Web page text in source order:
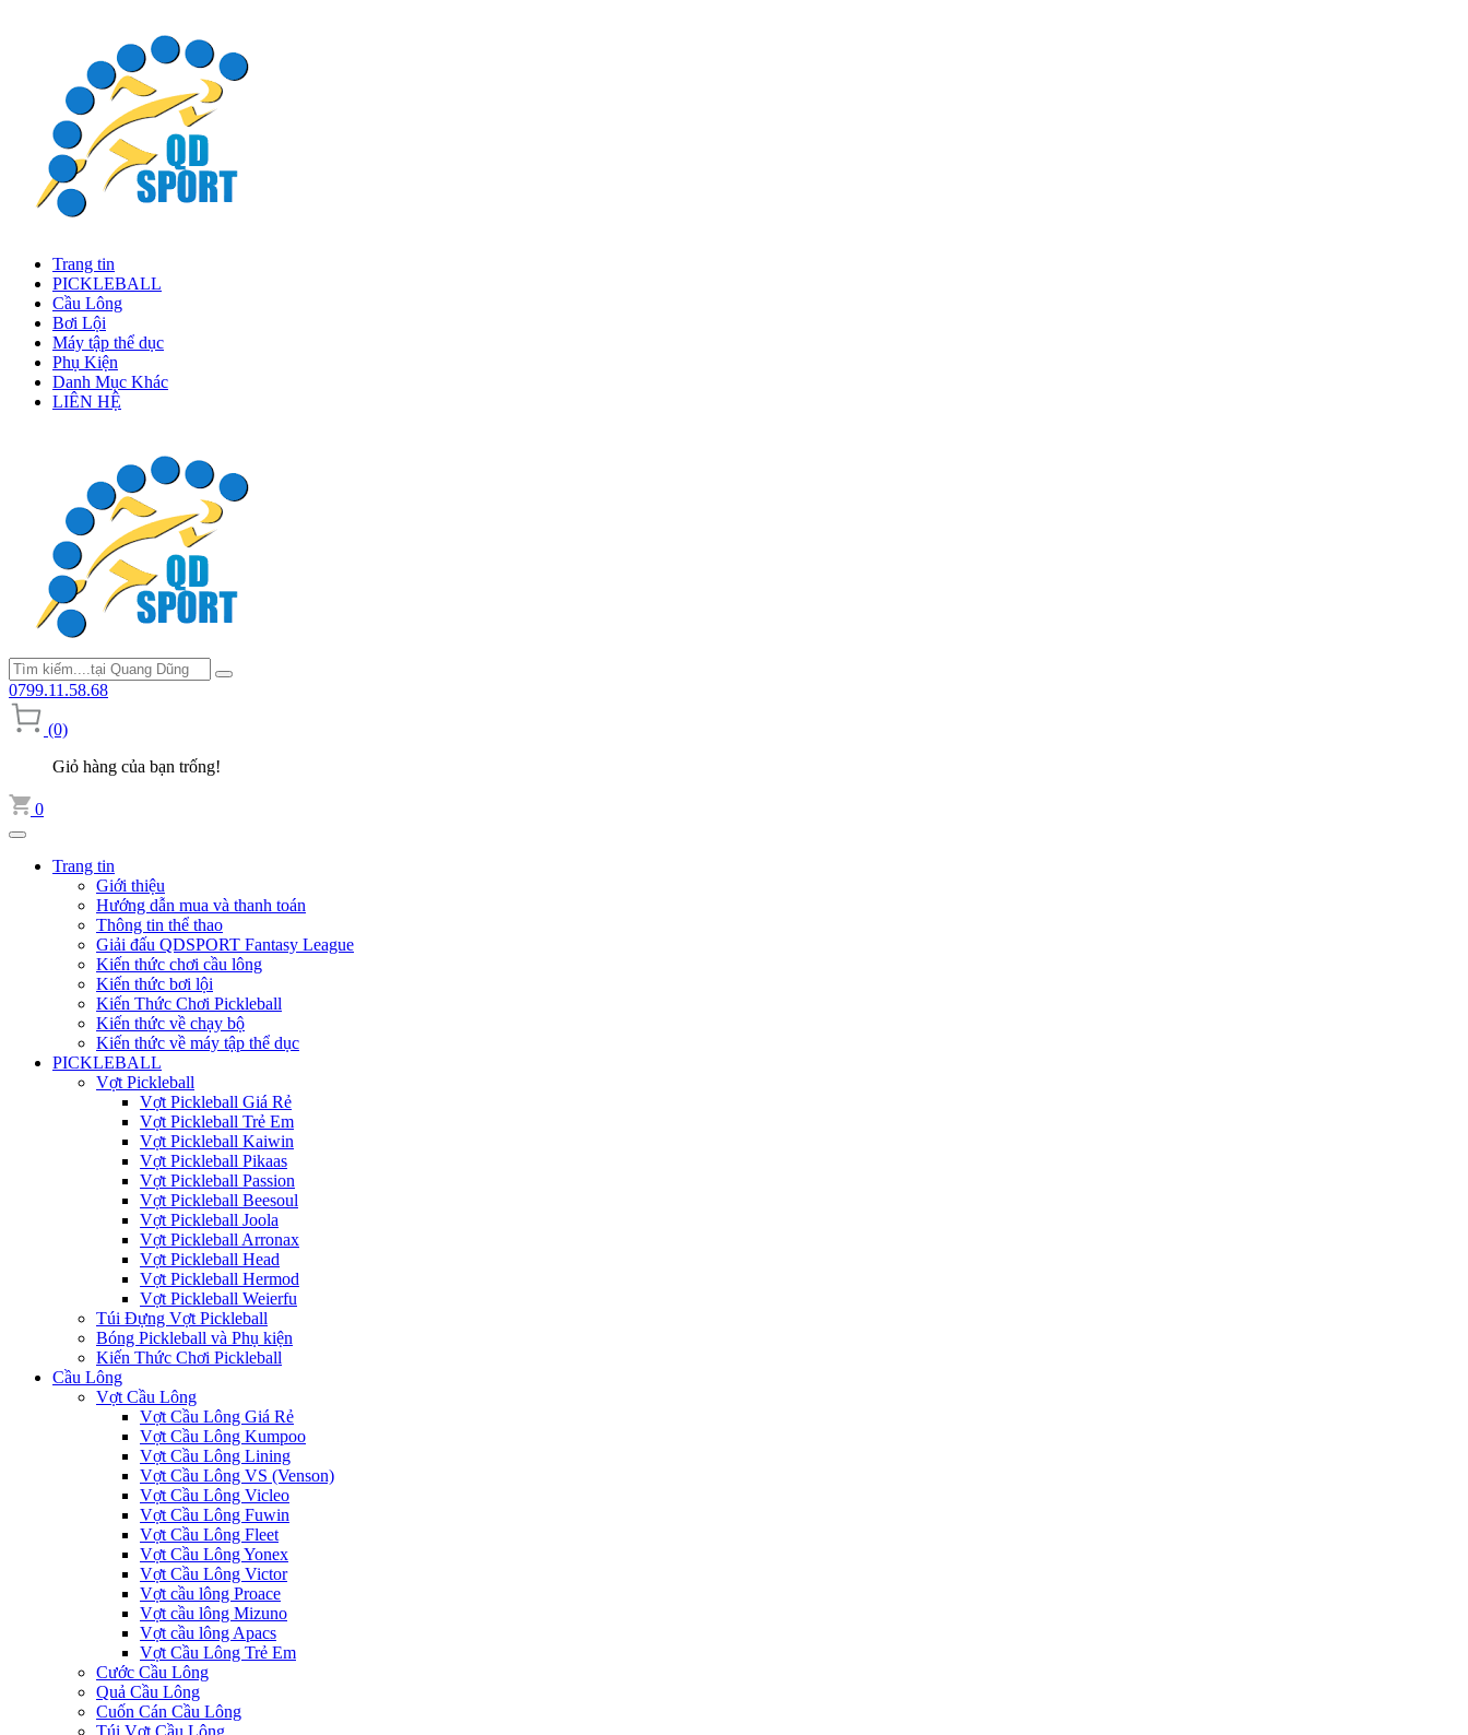
Trang tin
PICKLEBALL
Cầu Lông
Bơi Lội
Máy tập thể dục
Phụ Kiện
Danh Mục Khác
LIÊN HỆ
0799.11.58.68
(0)
Giỏ hàng của bạn trống!
0
Trang tin
Giới thiệu
Hướng dẫn mua và thanh toán
Thông tin thể thao
Giải đấu QDSPORT Fantasy League
Kiến thức chơi cầu lông
Kiến thức bơi lội
Kiến Thức Chơi Pickleball
Kiến thức về chạy bộ
Kiến thức về máy tập thể dục
PICKLEBALL
Vợt Pickleball
Vợt Pickleball Giá Rẻ
Vợt Pickleball Trẻ Em
Vợt Pickleball Kaiwin
Vợt Pickleball Pikaas
Vợt Pickleball Passion
Vợt Pickleball Beesoul
Vợt Pickleball Joola
Vợt Pickleball Arronax
Vợt Pickleball Head
Vợt Pickleball Hermod
Vợt Pickleball Weierfu
Túi Đựng Vợt Pickleball
Bóng Pickleball và Phụ kiện
Kiến Thức Chơi Pickleball
Cầu Lông
Vợt Cầu Lông
Vợt Cầu Lông Giá Rẻ
Vợt Cầu Lông Kumpoo
Vợt Cầu Lông Lining
Vợt Cầu Lông VS (Venson)
Vợt Cầu Lông Vicleo
Vợt Cầu Lông Fuwin
Vợt Cầu Lông Fleet
Vợt Cầu Lông Yonex
Vợt Cầu Lông Victor
Vợt cầu lông Proace
Vợt cầu lông Mizuno
Vợt cầu lông Apacs
Vợt Cầu Lông Trẻ Em
Cước Cầu Lông
Quả Cầu Lông
Cuốn Cán Cầu Lông
Túi Vợt Cầu Lông